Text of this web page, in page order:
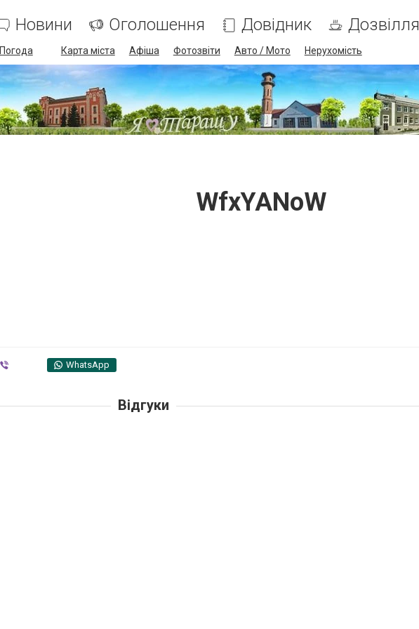
Новини Оголошення Довідник Дозвілля
Погода Карта міста Афіша Фотозвіти Авто / Мото Нерухомість
WfxYANoW
WhatsApp
Відгуки